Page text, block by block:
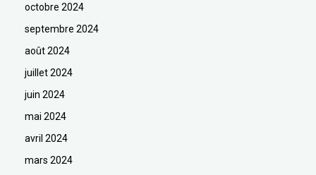
octobre 2024
septembre 2024
août 2024
juillet 2024
juin 2024
mai 2024
avril 2024
mars 2024